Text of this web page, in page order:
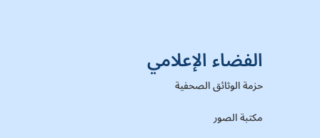
الفضاء الإعلامي
حزمة الوثائق الصحفية
مكتبة الصور